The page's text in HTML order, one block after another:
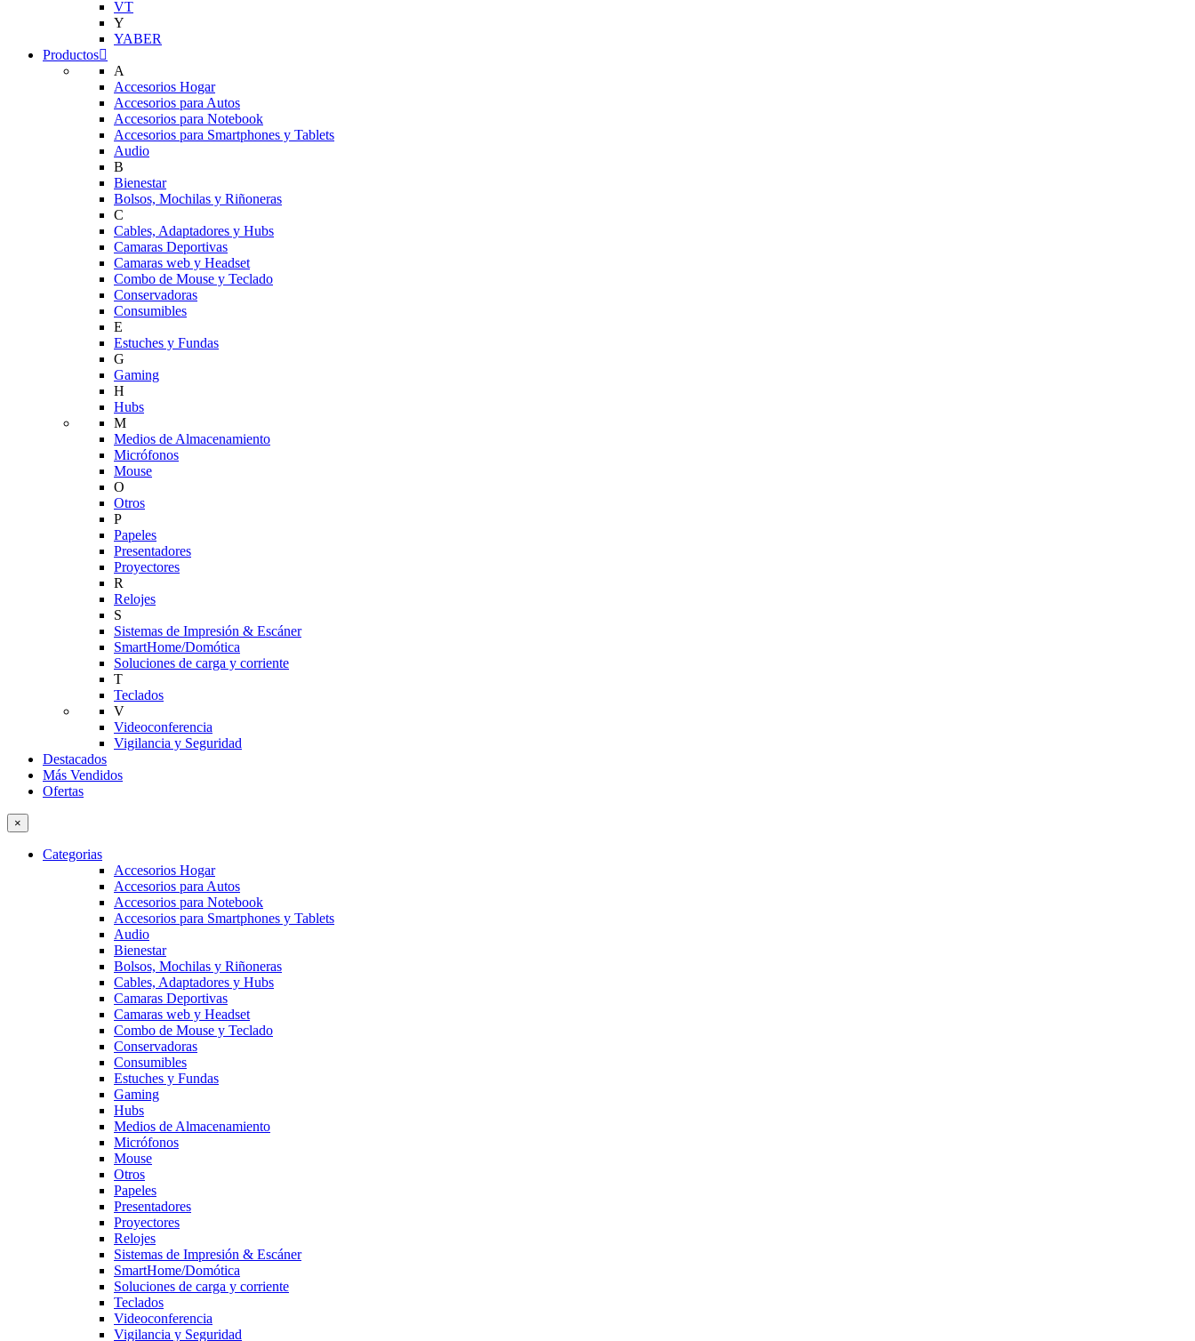
VT
Y
YABER
Productos
A
Accesorios Hogar
Accesorios para Autos
Accesorios para Notebook
Accesorios para Smartphones y Tablets
Audio
B
Bienestar
Bolsos, Mochilas y Riñoneras
C
Cables, Adaptadores y Hubs
Camaras Deportivas
Camaras web y Headset
Combo de Mouse y Teclado
Conservadoras
Consumibles
E
Estuches y Fundas
G
Gaming
H
Hubs
M
Medios de Almacenamiento
Micrófonos
Mouse
O
Otros
P
Papeles
Presentadores
Proyectores
R
Relojes
S
Sistemas de Impresión & Escáner
SmartHome/Domótica
Soluciones de carga y corriente
T
Teclados
V
Videoconferencia
Vigilancia y Seguridad
Destacados
Más Vendidos
Ofertas
×
Categorias
Accesorios Hogar
Accesorios para Autos
Accesorios para Notebook
Accesorios para Smartphones y Tablets
Audio
Bienestar
Bolsos, Mochilas y Riñoneras
Cables, Adaptadores y Hubs
Camaras Deportivas
Camaras web y Headset
Combo de Mouse y Teclado
Conservadoras
Consumibles
Estuches y Fundas
Gaming
Hubs
Medios de Almacenamiento
Micrófonos
Mouse
Otros
Papeles
Presentadores
Proyectores
Relojes
Sistemas de Impresión & Escáner
SmartHome/Domótica
Soluciones de carga y corriente
Teclados
Videoconferencia
Vigilancia y Seguridad